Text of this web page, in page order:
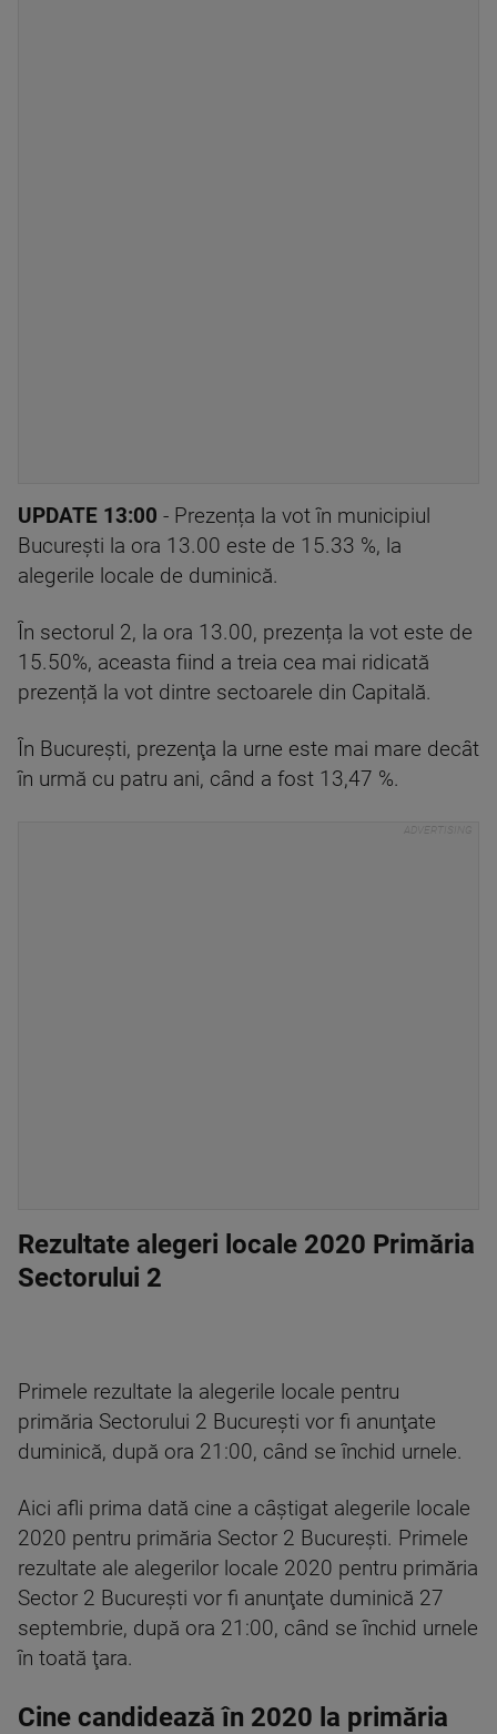
UPDATE 13:00 - Prezența la vot în municipiul
Bucureşti la ora 13.00 este de 15.33 %, la
alegerile locale de duminică.
În sectorul 2, la ora 13.00, prezența la vot este de
15.50%, aceasta fiind a treia cea mai ridicată
prezență la vot dintre sectoarele din Capitală.
În Bucureşti, prezenţa la urne este mai mare decât
în urmă cu patru ani, când a fost 13,47 %.
Rezultate alegeri locale 2020 Primăria
Sectorului 2
Primele rezultate la alegerile locale pentru
primăria Sectorului 2 București vor fi anunţate
duminică, după ora 21:00, când se închid urnele.
Aici afli prima dată cine a câştigat alegerile locale
2020 pentru primăria Sector 2 București. Primele
rezultate ale alegerilor locale 2020 pentru primăria
Sector 2 București vor fi anunţate duminică 27
septembrie, după ora 21:00, când se închid urnele
în toată ţara.
Cine candidează în 2020 la primăria